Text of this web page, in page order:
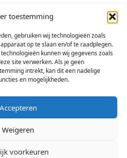
toestemming
gebruiken wij technologieën zoals
op te slaan en/of te raadplegen.
kunnen wij gegevens zoals
site verwerken. Als je geen
intrekt, kan dit een nadelige
en mogelijkheden.
Accepteren
Weigeren
voorkeuren